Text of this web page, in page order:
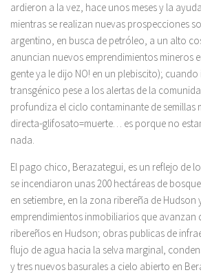
ardieron a la vez, hace unos meses y la
mientras se realizan nuevas prospecciones
argentino, en busca de petróleo, a un alto
anuncian nuevos emprendimientos mineros
gente ya le dijo NO! en un plebiscito);
transgénico pese a los alertas de la
profundiza el ciclo contaminante de semillas
directa-glifosato=muerte… es porque no
nada.
El pago chico, Berazategui, es un reflejo de
se incendiaron unas 200 hectáreas de
en setiembre, en la zona ribereña de Hudson
emprendimientos inmobiliarios que avanzan
ribereños en Hudson; obras publicas de
flujo de agua hacia la selva marginal,
y tres nuevos basurales a cielo abierto en